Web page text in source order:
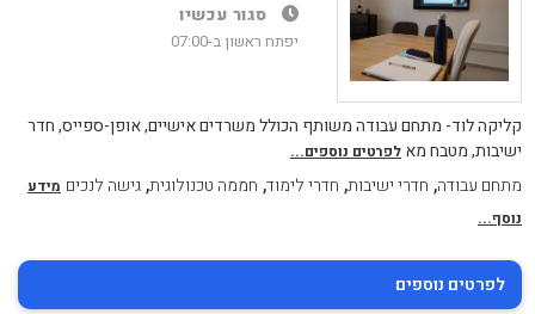
סגור עכשיו
יפתח ראשון ב-07:00
קליקה לוד- מתחם עבודה משותף הכולל משרדים אישיים, אופן-ספייס, חדר
ישיבות, מטבח מא לפרטים נוספים...
מתחם עבודה, חדרי ישיבות, חדרי לימוד, חממה טכנולוגית,גישה לנכים מידע
נוסף...
לפרטים נוספים